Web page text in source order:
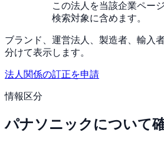
この法人を当該企業ペー
検索対象に含めます。
ブランド、運営法人、製造者、輸入
分けて表示します。
法人関係の訂正を申請
情報区分
パナソニック について